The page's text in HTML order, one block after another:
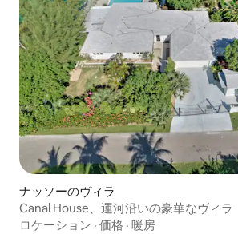
ナッソーのヴィラ
Canal House、運河沿いの豪華なヴィラ
ロケーション · 価格 · 暖房